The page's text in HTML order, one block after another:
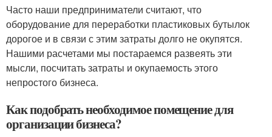
Часто наши предприниматели считают, что
оборудование для переработки пластиковых бутылок
дорогое и в связи с этим затраты долго не окупятся.
Нашими расчетами мы постараемся развеять эти
мысли, посчитать затраты и окупаемость этого
непростого бизнеса.
Как подобрать необходимое помещение для
организации бизнеса?